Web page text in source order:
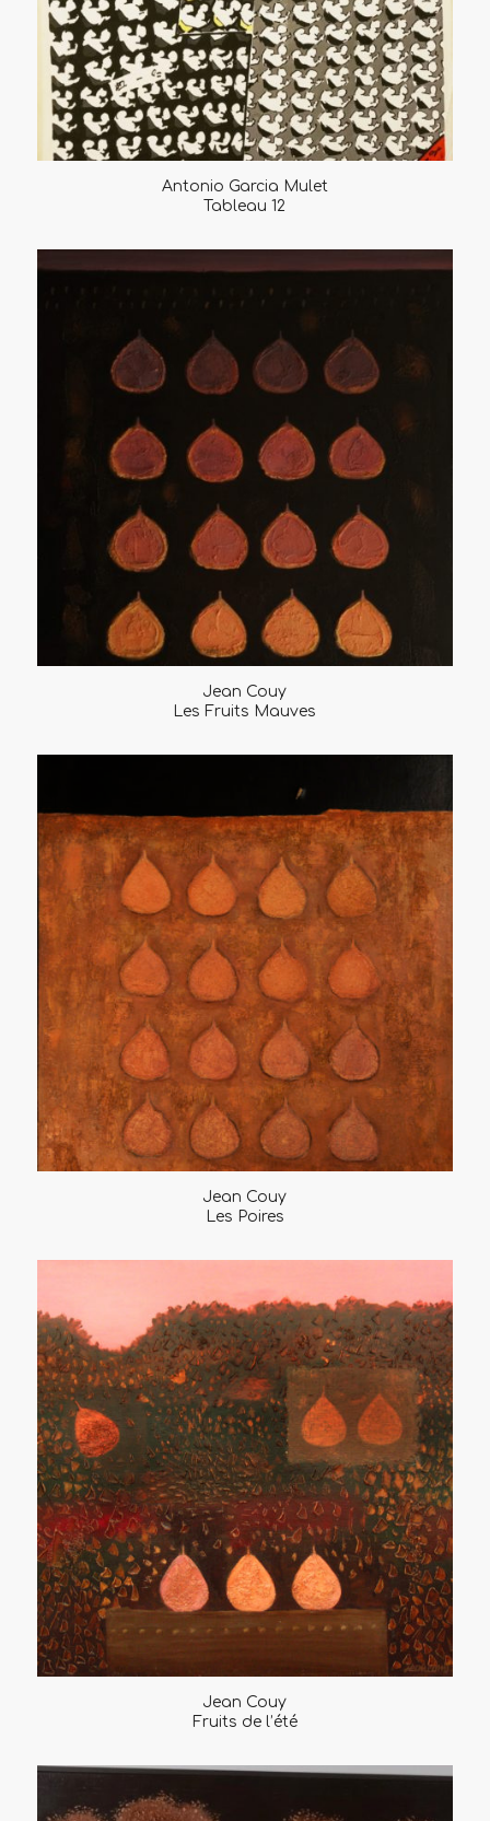
Antonio Garcia Mulet
Tableau 12
Jean Couy
Les Fruits Mauves
Jean Couy
Les Poires
Jean Couy
Fruits de l’été